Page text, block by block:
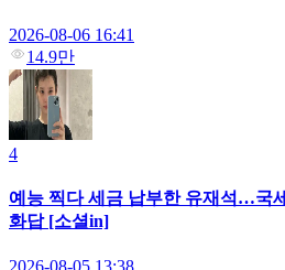
2026-08-06 16:41
14.9만
4
예능 찍다 세금 납부한 유재석…국
화답 [소셜in]
2026-08-05 13:38